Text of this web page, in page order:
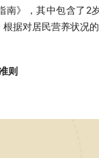
》，其中包含了2
据对居民营养状况
则